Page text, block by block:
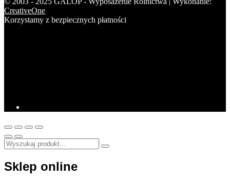
CreativeOne
Korzystamy z bezpiecznych płatności
Sklep online